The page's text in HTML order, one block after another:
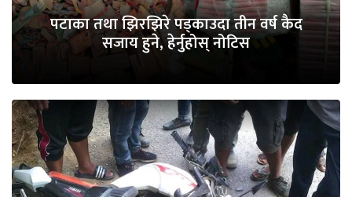
पटाका तथा झिरझिरे पड्काउदा तीन वर्ष कैद
सजाय हुने, हेर्नुहोस् नोटिस